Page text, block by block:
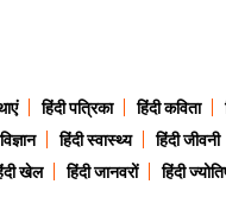
हिंदी पत्रिका हिंदी कविता
हिंदी स्वास्थ्य हिंदी जीवनी
खेल हिंदी जानवरों हिंदी